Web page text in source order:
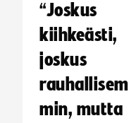
“Joskus
kiihkeästi,
joskus
rauhallisem
min, mutta